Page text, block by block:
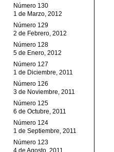
Número 130
1 de Marzo, 2012
Número 129
2 de Febrero, 2012
Número 128
5 de Enero, 2012
Número 127
1 de Diciembre, 2011
Número 126
3 de Noviembre, 2011
Número 125
6 de Octubre, 2011
Número 124
1 de Septiembre, 2011
Número 123
4 de Agosto, 2011